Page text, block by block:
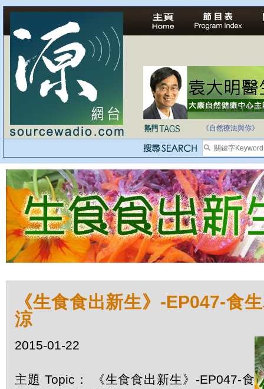
法治社會並不等同
《自然療法與你》
《生食食出新生》-EP047-食
涼
2015-01-22
主題 Topic： 《生食食出新生》-EP047-食